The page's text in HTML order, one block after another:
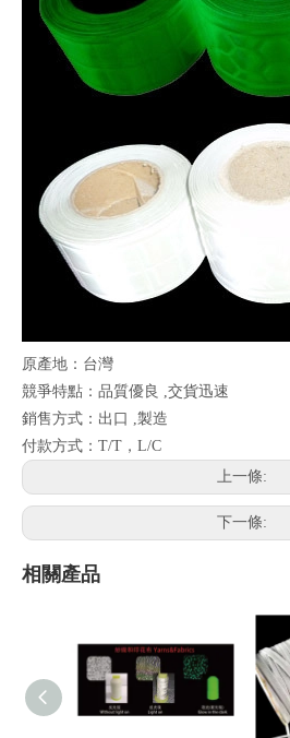
原產地：台灣
競爭特點：品質優良 ,交貨迅速
銷售方式：出口 ,製造
付款方式：T/T，L/C
上一條:
下一條:
相關產品